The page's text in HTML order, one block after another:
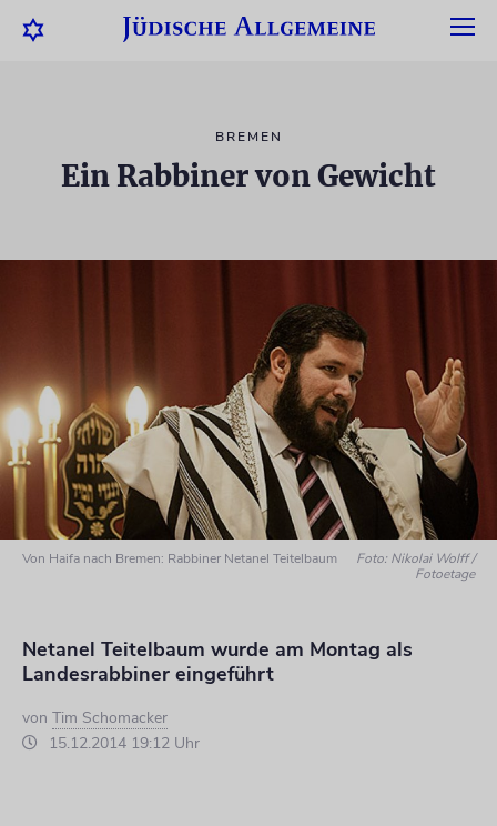
BREMEN
Ein Rabbiner von Gewicht
Von Haifa nach Bremen: Rabbiner Netanel Teitelbaum
Foto: Nikolai Wolff /
Fotoetage
Netanel Teitelbaum wurde am Montag als
Landesrabbiner eingeführt
von Tim Schomacker
15.12.2014 19:12 Uhr